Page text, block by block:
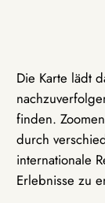
Die Karte lädt
finden.
durch
internationale
Erlebnisse zu